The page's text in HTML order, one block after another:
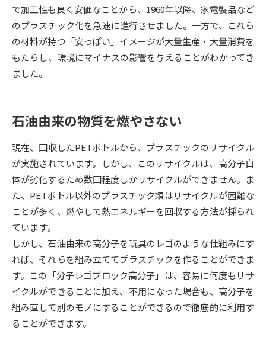
大学で学べる内容や特徴を調べる
新増設大学・学部・学科特集
国際・グローバルに強い大学特
データサイエンス特集
（高3生用）
（高2生用）
SELFBRAND特集ページ
オープンキャンパスなどを調べる
オープンキャンパス検索 実施プログラムから探す
来場型・Web型イベント特集 夢ナビライブ
で加工性も良く安価なことから、1960年以降、家電製品など
のプラスチック化を急速に進行させました。一方で、これら
の材料が持つ「安っぽい」イメージが大量生産・大量消費を
もたらし、環境にマイナスの影響を与えることがわかってき
ました。
石油由来の物質を燃やさない
現在、回収したPETボトルから、プラスチックのリサイクル
が実施されています。しかし、このリサイクルは、高分子自
体が劣化するため数回程度しかリサイクルができません。ま
た、PETボトル以外のプラスチック類はリサイクルが困難な
ことが多く、燃やして熱エネルギーを回収する方法が採られ
ています。
しかし、石油由来の高分子を玩具のレゴのような仕組みにす
れば、それらを組み立ててプラスチックを作ることができま
す。この「分子レゴブロック高分子」は、容易に何度もリサ
イクルができることに加え、不用になった場合も、高分子を
組み直して別のモノにすることができるので徹底的に利用す
ることができます。